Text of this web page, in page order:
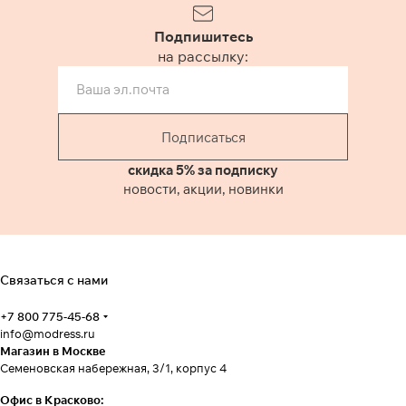
Подпишитесь
на рассылку:
Подписаться
скидка 5% за подписку
новости, акции, новинки
Связаться с нами
+7 800 775-45-68
info@modress.ru
Магазин в Москве
Семеновская набережная, 3/1, корпус 4
Офис в Красково: